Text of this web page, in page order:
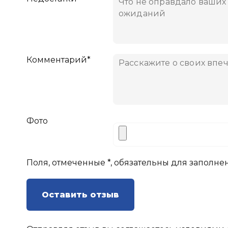
Комментарий*
Фото
Поля, отмеченные *, обязательны для
Оставить отзыв